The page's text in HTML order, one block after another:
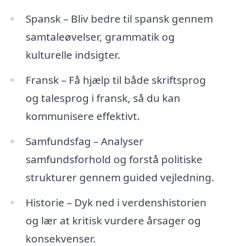
Spansk – Bliv bedre til spansk gennem
samtaleøvelser, grammatik og
kulturelle indsigter.
Fransk – Få hjælp til både skriftsprog
og talesprog i fransk, så du kan
kommunisere effektivt.
Samfundsfag – Analyser
samfundsforhold og forstå politiske
strukturer gennem guided vejledning.
Historie – Dyk ned i verdenshistorien
og lær at kritisk vurdere årsager og
konsekvenser.